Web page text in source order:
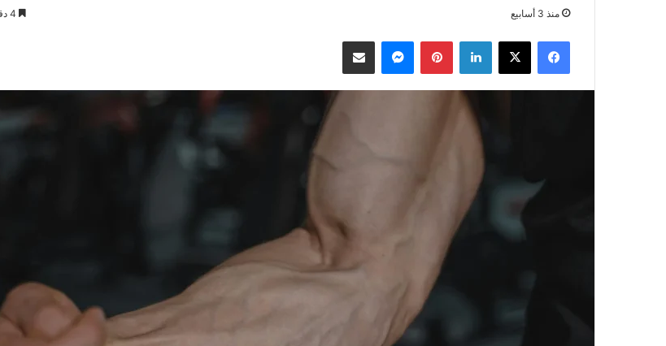
منذ 3 أسابيع
فيسبوك ‫X لينكدإن بينتيريستماسنجر مشاركة عبر البريد